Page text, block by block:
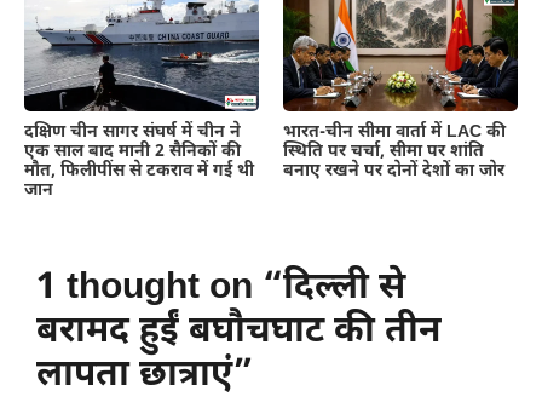
दक्षिण चीन सागर संघर्ष में चीन ने
एक साल बाद मानी 2 सैनिकों की
मौत, फिलीपींस से टकराव में गई थी
जान
भारत-चीन सीमा वार्ता में LAC की
स्थिति पर चर्चा, सीमा पर शांति
बनाए रखने पर दोनों देशों का जोर
1 thought on “दिल्ली से
बरामद हुईं बघौचघाट की तीन
लापता छात्राएं”